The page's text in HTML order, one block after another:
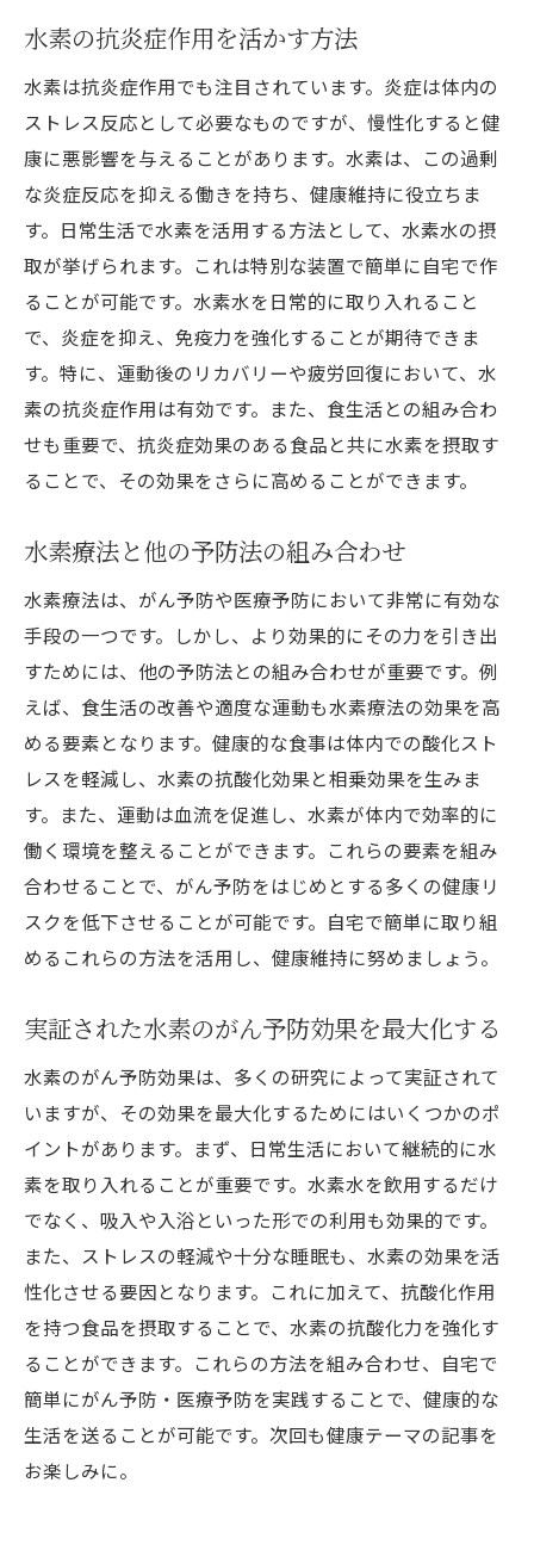
水素の抗炎症作用を活かす方法
水素は抗炎症作用でも注目されています。炎症は体内の
ストレス反応として必要なものですが、慢性化すると健
康に悪影響を与えることがあります。水素は、この過剰
な炎症反応を抑える働きを持ち、健康維持に役立ちま
す。日常生活で水素を活用する方法として、水素水の摂
取が挙げられます。これは特別な装置で簡単に自宅で作
ることが可能です。水素水を日常的に取り入れること
で、炎症を抑え、免疫力を強化することが期待できま
す。特に、運動後のリカバリーや疲労回復において、水
素の抗炎症作用は有効です。また、食生活との組み合わ
せも重要で、抗炎症効果のある食品と共に水素を摂取す
ることで、その効果をさらに高めることができます。
水素療法と他の予防法の組み合わせ
水素療法は、がん予防や医療予防において非常に有効な
手段の一つです。しかし、より効果的にその力を引き出
すためには、他の予防法との組み合わせが重要です。例
えば、食生活の改善や適度な運動も水素療法の効果を高
める要素となります。健康的な食事は体内での酸化スト
レスを軽減し、水素の抗酸化効果と相乗効果を生みま
す。また、運動は血流を促進し、水素が体内で効率的に
働く環境を整えることができます。これらの要素を組み
合わせることで、がん予防をはじめとする多くの健康リ
スクを低下させることが可能です。自宅で簡単に取り組
めるこれらの方法を活用し、健康維持に努めましょう。
実証された水素のがん予防効果を最大化する
水素のがん予防効果は、多くの研究によって実証されて
いますが、その効果を最大化するためにはいくつかのポ
イントがあります。まず、日常生活において継続的に水
素を取り入れることが重要です。水素水を飲用するだけ
でなく、吸入や入浴といった形での利用も効果的です。
また、ストレスの軽減や十分な睡眠も、水素の効果を活
性化させる要因となります。これに加えて、抗酸化作用
を持つ食品を摂取することで、水素の抗酸化力を強化す
ることができます。これらの方法を組み合わせ、自宅で
簡単にがん予防・医療予防を実践することで、健康的な
生活を送ることが可能です。次回も健康テーマの記事を
お楽しみに。